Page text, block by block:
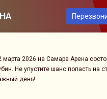
марта 2026 на Самара Арена
Не упустите шанс попасть на
день!